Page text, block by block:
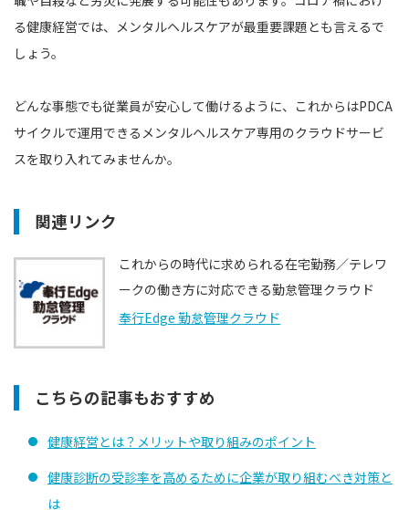
る健康経営では、メンタルヘルスケアが最重要課題とも言えるで
しょう。
どんな事態でも従業員が安心して働けるように、これからはPDCA
サイクルで運用できるメンタルヘルスケア専用のクラウドサービ
スを取り入れてみませんか。
関連リンク
これからの時代に求められる在宅勤務／テレワ
ークの働き方に対応できる勤怠管理クラウド
奉行Edge 勤怠管理クラウド
こちらの記事もおすすめ
健康経営とは？メリットや取り組みのポイント
健康診断の受診率を高めるために企業が取り組むべき対策と
は